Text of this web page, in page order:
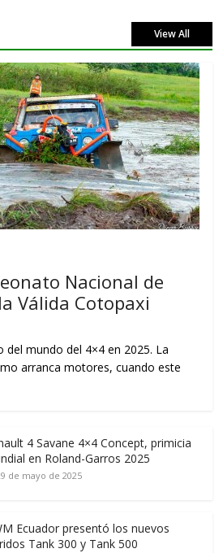
View All
Nacional de
Válida Cotopaxi
del mundo del 4×4 en 2025. La
arranca motores, cuando este
4 Savane 4×4 Concept, primicia
en Roland-Garros 2025
de mayo de 2025
Ecuador presentó los nuevos
Tank 300 y Tank 500